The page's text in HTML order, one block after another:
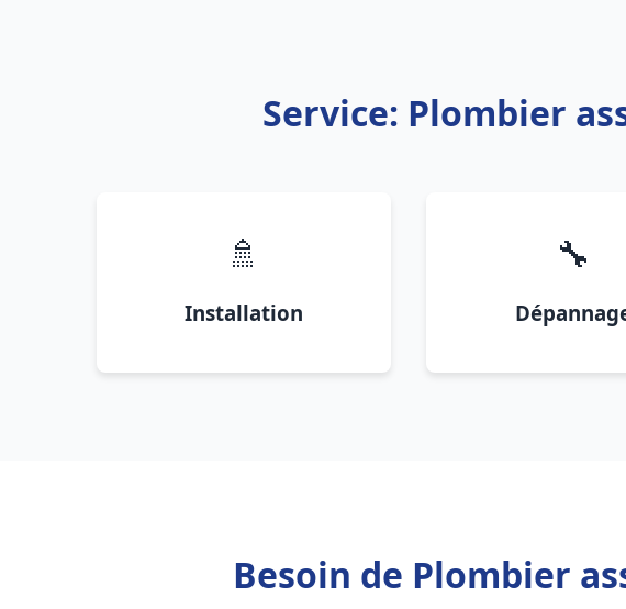
Service: Plombier
🚿
Installation
🔧
Besoin de Plombier